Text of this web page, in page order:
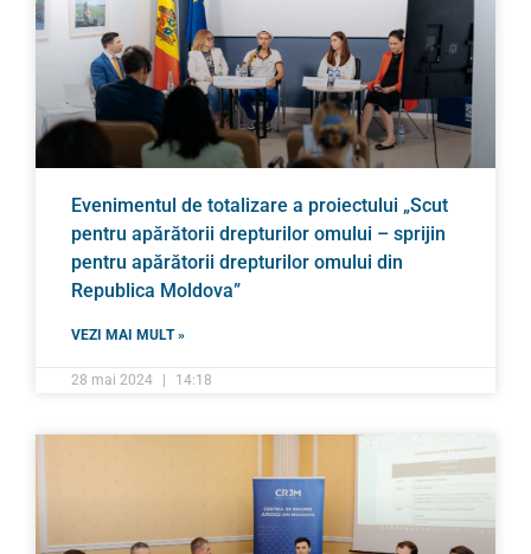
Evenimentul de totalizare a proiectului „Scut
pentru apărătorii drepturilor omului – sprijin
pentru apărătorii drepturilor omului din
Republica Moldova”
VEZI MAI MULT »
28 mai 2024 14:18